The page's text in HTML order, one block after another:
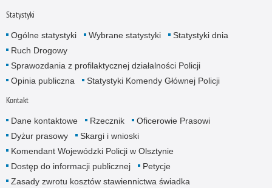
Statystyki
Ogólne statystyki Wybrane statystyki
Statystyki dnia
Ruch Drogowy
Sprawozdania z profilaktycznej działalności Policji
Opinia publiczna
Statystyki Komendy Głównej Policji
Kontakt
Dane kontaktowe Rzecznik
Oficerowie Prasowi
Dyżur prasowy
Skargi i wnioski
Komendant Wojewódzki Policji w Olsztynie
Dostęp do informacji publicznej
Petycje
Zasady zwrotu kosztów stawiennictwa świadka